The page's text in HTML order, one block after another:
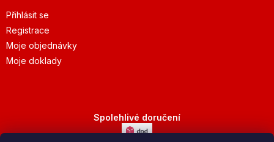
Přihlásit se
Registrace
Moje objednávky
Moje doklady
Spolehlivé doručení